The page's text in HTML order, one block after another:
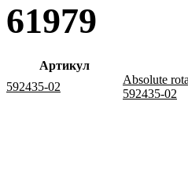
61979
Артикул
592435-02
Absolute
592435-02